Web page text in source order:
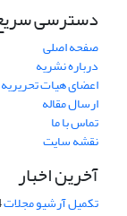
دسترسی
صفحه اصلی
درباره نشریه
اعضای هیات تحریریه
ارسال مقاله
تماس با ما
نقشه سایت
آخرین اخبار
تکمیل آرشیو مجلات